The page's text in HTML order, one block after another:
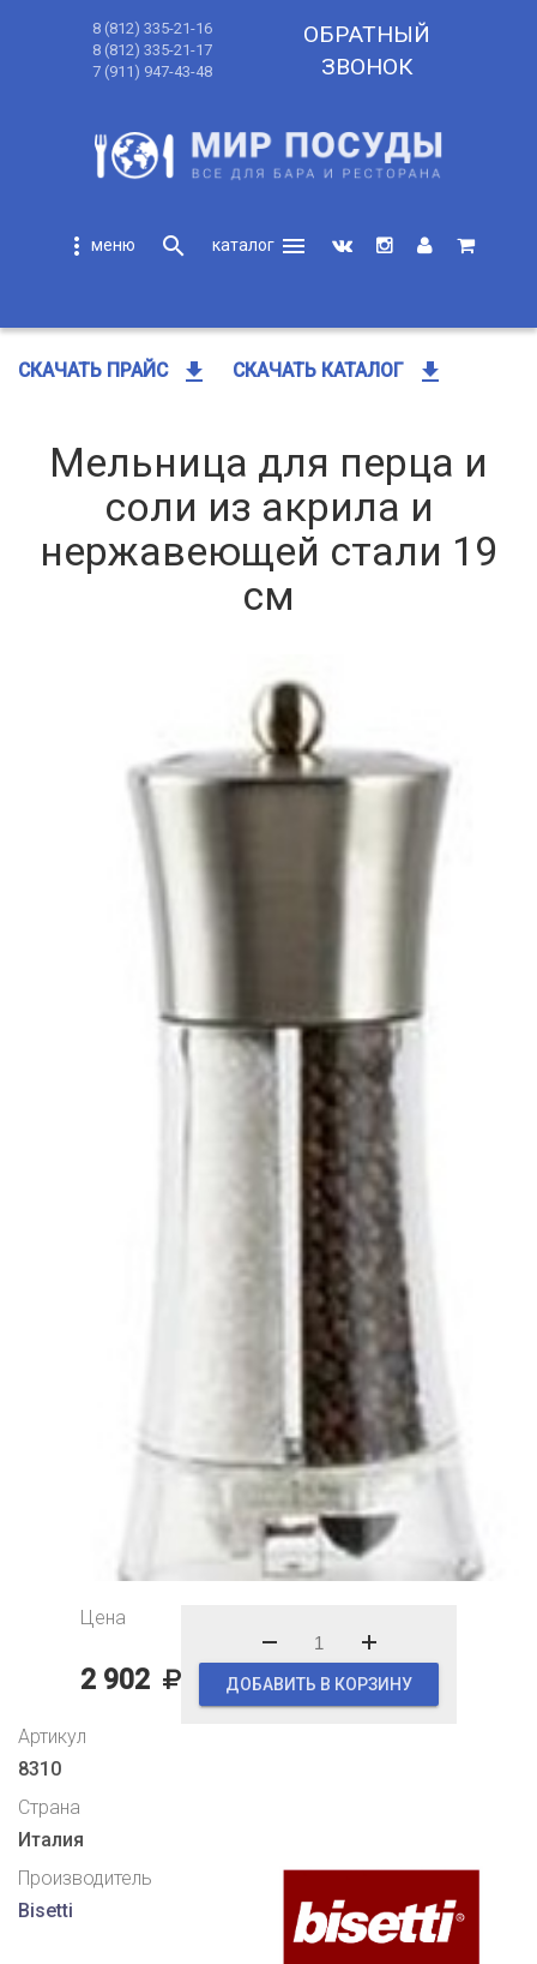
8 (812) 335-21-16
8 (812) 335-21-17
7 (911) 947-43-48
ОБРАТНЫЙ
ЗВОНОК
more_vert search
menu
СКАЧАТЬ ПРАЙС get_app СКАЧАТЬ КАТАЛОГ get_app
Мельница для перца и
соли из акрила и
нержавеющей стали 19
см
Цена
2 902 ДОБАВИТЬ В КОРЗИНУ
Артикул
8310
Страна
Италия
Производитель
Bisetti